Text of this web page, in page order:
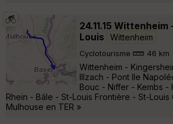
24.11.15
Louis
Wittenheim
Cyclotourisme 46 km
Wittenheim -
Illzach - Pont Ile
Bouc - Niffer - Kembs -
Rhein - Bâle - St-Louis Frontière - St-Louis
Mulhouse en TER »